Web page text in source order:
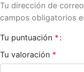
Tu dirección de
campos obligatorios
Tu puntuación *
Tu valoración *